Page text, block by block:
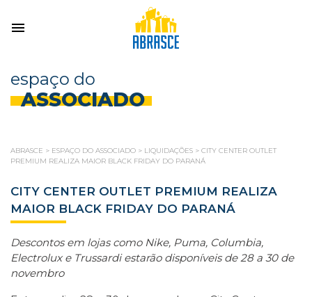
espaço do
ASSOCIADO
ABRASCE > ESPAÇO DO ASSOCIADO > LIQUIDAÇÕES > CITY CENTER OUTLET
PREMIUM REALIZA MAIOR BLACK FRIDAY DO PARANÁ
CITY CENTER OUTLET PREMIUM REALIZA
MAIOR BLACK FRIDAY DO PARANÁ
Descontos em lojas como Nike, Puma, Columbia,
Electrolux e Trussardi estarão disponíveis de 28 a 30 de
novembro